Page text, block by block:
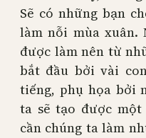
Sẽ có những bạn
làm nỗi mùa xuân.
được làm nên từ
bắt đầu bởi vài
tiếng, phụ họa bởi
ta sẽ tạo được
cần chúng ta làm